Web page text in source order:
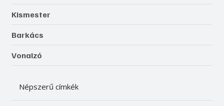
Kismester
Barkács
Vonalzó
Népszerű címkék